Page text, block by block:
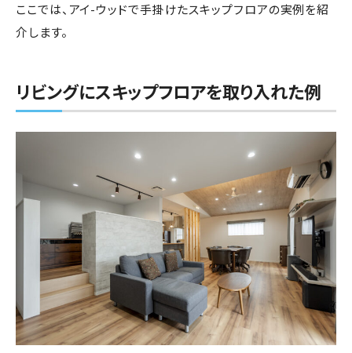
ここでは、アイ-ウッドで手掛けたスキップフロアの実例を紹
介します。
リビングにスキップフロアを取り入れた例